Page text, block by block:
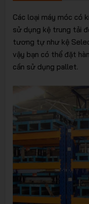
Các loại máy móc có
sử dụng kệ trung tải
tương tự như kệ
vậy bạn có thể đặt
cần sử dụng pallet.